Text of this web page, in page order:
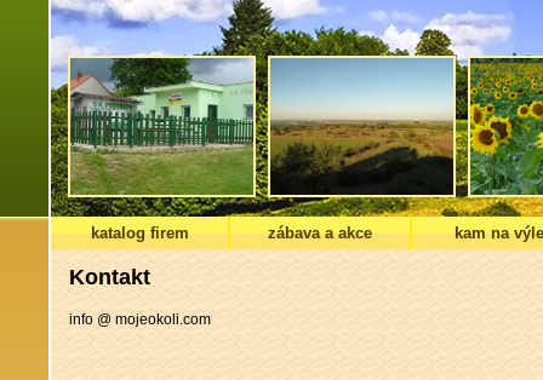
katalog firem zábava a akce kam na
Kontakt
info @ mojeokoli.com